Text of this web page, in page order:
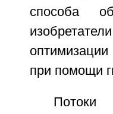
способа
при помощи
Потоки